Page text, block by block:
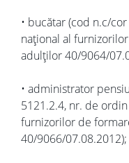
• bucătar (cod n.c/
național al
adulților 40/9064/
• administrator
5121.2.4, nr. de
furnizorilor de
40/9066/07.08.2012);